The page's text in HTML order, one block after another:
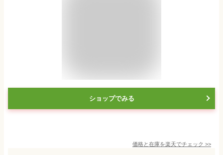
ショップでみる
価格と在庫を楽天でチェック >>